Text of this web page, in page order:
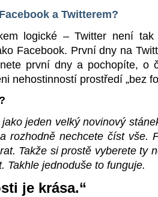
a Twitterem?
logické – Twitter není tak
Facebook. První dny na
první dny a pochopíte, o
nehostinností prostředí „bez
jeden velký novinový
rozhodně nechcete číst vše.
Takže si prostě vyberete ty
Takhle jednoduše to funguje.
je krása.“